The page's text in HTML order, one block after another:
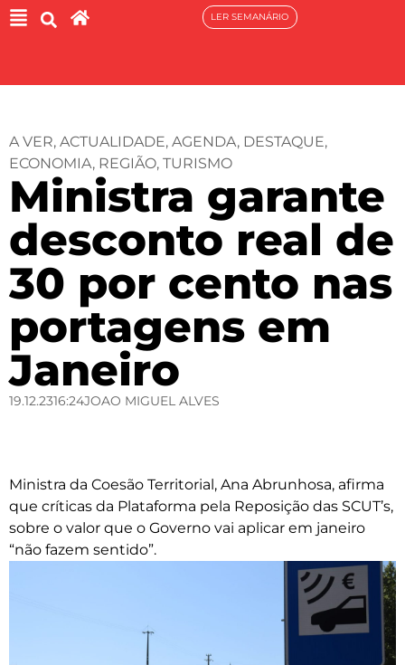
LER SEMANÁRIO
A VER, ACTUALIDADE, AGENDA, DESTAQUE,
ECONOMIA, REGIÃO, TURISMO
Ministra garante
desconto real de
30 por cento nas
portagens em
Janeiro
19.12.2316:24JOAO MIGUEL ALVES
Ministra da Coesão Territorial, Ana Abrunhosa, afirma
que críticas da Plataforma pela Reposição das SCUT’s,
sobre o valor que o Governo vai aplicar em janeiro
“não fazem sentido”.